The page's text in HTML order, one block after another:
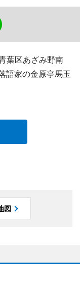
葉区あざみ野南
語家の金原亭馬玉
図